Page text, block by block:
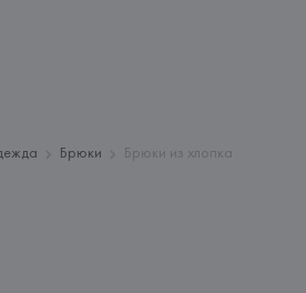
Брюки Брюки из хлопка